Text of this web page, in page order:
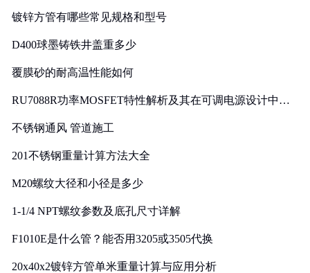
镀锌方管有哪些常见规格和型号
D400球墨铸铁井盖重多少
覆膜砂的耐高温性能如何
RU7088R功率MOSFET特性解析及其在可调电源设计中的
不锈钢通风 管道施工
201不锈钢重量计算方法大全
M20螺纹大径和小径是多少
1-1/4 NPT螺纹参数及底孔尺寸详解
F1010E是什么管？能否用3205或3505代换
20x40x2镀锌方管单米重量计算与应用分析